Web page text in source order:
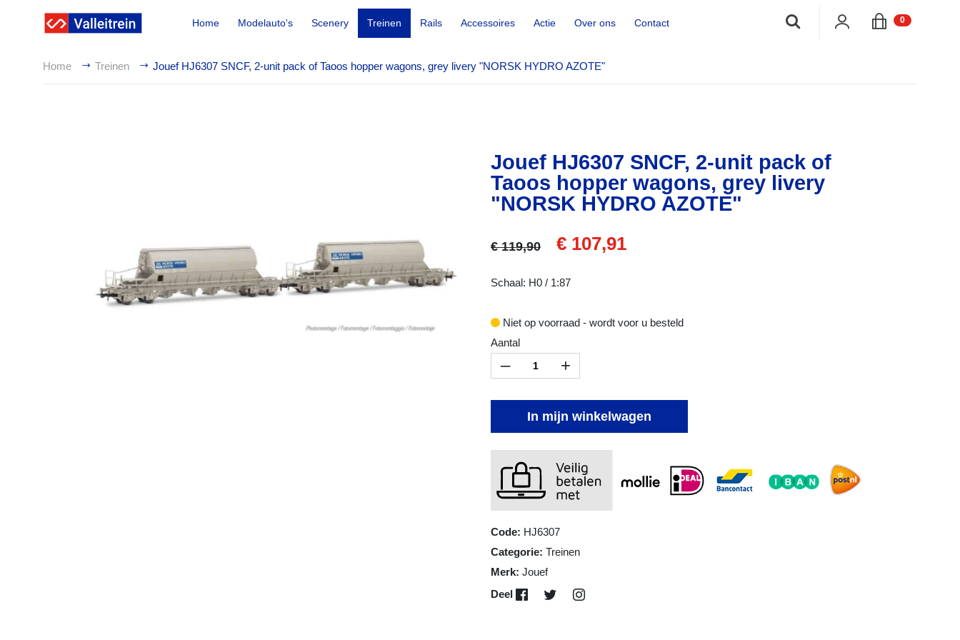
Home Modelauto's Scenery Treinen Rails Accessoires Actie Over ons Contact 0;
Home Treinen Jouef HJ6307 SNCF, 2-unit pack of Taoos hopper wagons, grey livery "NORSK HYDRO AZOTE"
Jouef HJ6307 SNCF, 2-unit pack of
Taoos hopper wagons, grey livery
"NORSK HYDRO AZOTE"
€ 119,90 € 107,91
Schaal: H0 / 1:87
Niet op voorraad - wordt voor u besteld
Aantal
– +
In mijn winkelwagen
Code: HJ6307
Categorie: Treinen
Merk: Jouef
Deel